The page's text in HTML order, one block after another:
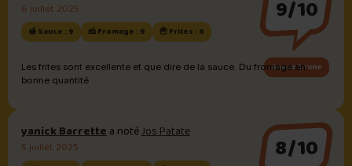
6 juillet 2025
🍯 Sauce : 9 🧀 Fromage : 9 🍟 Frites : 9
9/10
Sauce brune
Les frites sont excellente et que dire de la sauce. Du fromage en
bonne quantité
yanick Barrettea notéJos Patate
5 juillet 2025 8/10